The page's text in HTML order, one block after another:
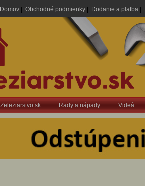
Domov| Obchodné podmienky| Dodanie a platba|
Zeleziarstvo.sk Rady a nápady Videá